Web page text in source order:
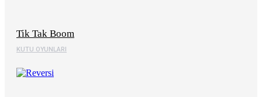
KUTU OYUNLARI
Tik Tak Boom